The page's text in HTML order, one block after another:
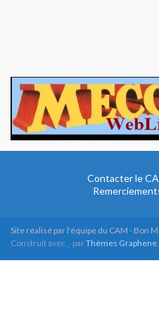
Contacter le
Site réalisé par l'équipe du CAM - Bon
Construit avec
parThèmes Graphene